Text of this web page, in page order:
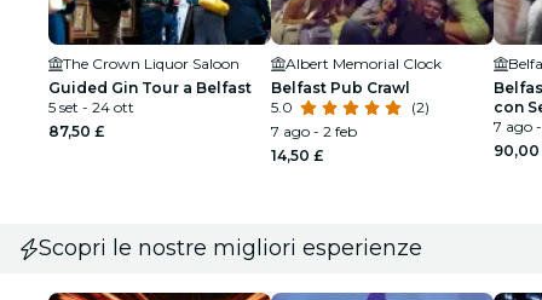
The Crown Liquor Saloon
Guided Gin Tour a Belfast
5 set - 24 ott
87,50 £
Albert Memorial Clock
Belfast Pub Crawl
5.0
(2)
7 ago - 2 feb
14,50 £
con
7 ago
90,00
Scopri le nostre migliori esperienze